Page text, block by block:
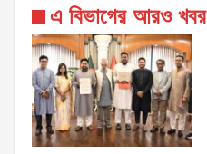
এ বিভাগের আরও খবর